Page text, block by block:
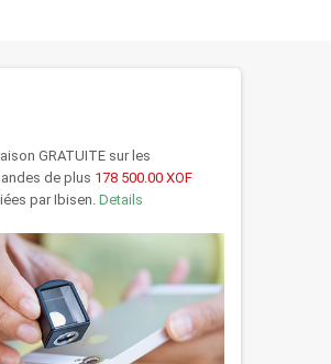
GRATUITE sur les
de plus 178 500.00 XOF
par Ibisen.Details